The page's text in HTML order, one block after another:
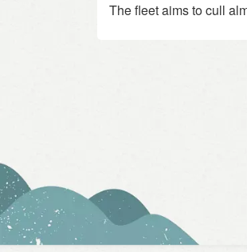
The fleet aims to cull